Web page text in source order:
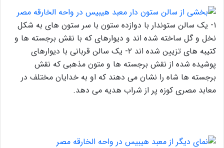
۱- یک سالن ستوندار با دوازده ستون با سر ستون های به شکل
نخل و گل ساخته شده اند و دیوارهای که با نقش برجسته ها و
کتیبه های تزیین شده اند ۲- یک سالن قربانی با دیوارهای
پوشیده شده از نقش برجسته ها و متون مذهبی که نقش
برجسته ها شاه را نشان می دهند که او به خدایان مختلف در
معابد مصری کوزه پر از شراب هدیه می دهد.